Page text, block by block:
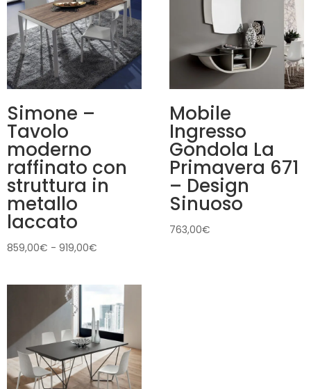
Simone –
Tavolo
moderno
raffinato con
struttura in
metallo
laccato
859,00€ - 919,00€
da
859,00€
a
919,00€
Mobile
Ingresso
Gondola La
Primavera 671
– Design
Sinuoso
763,00€